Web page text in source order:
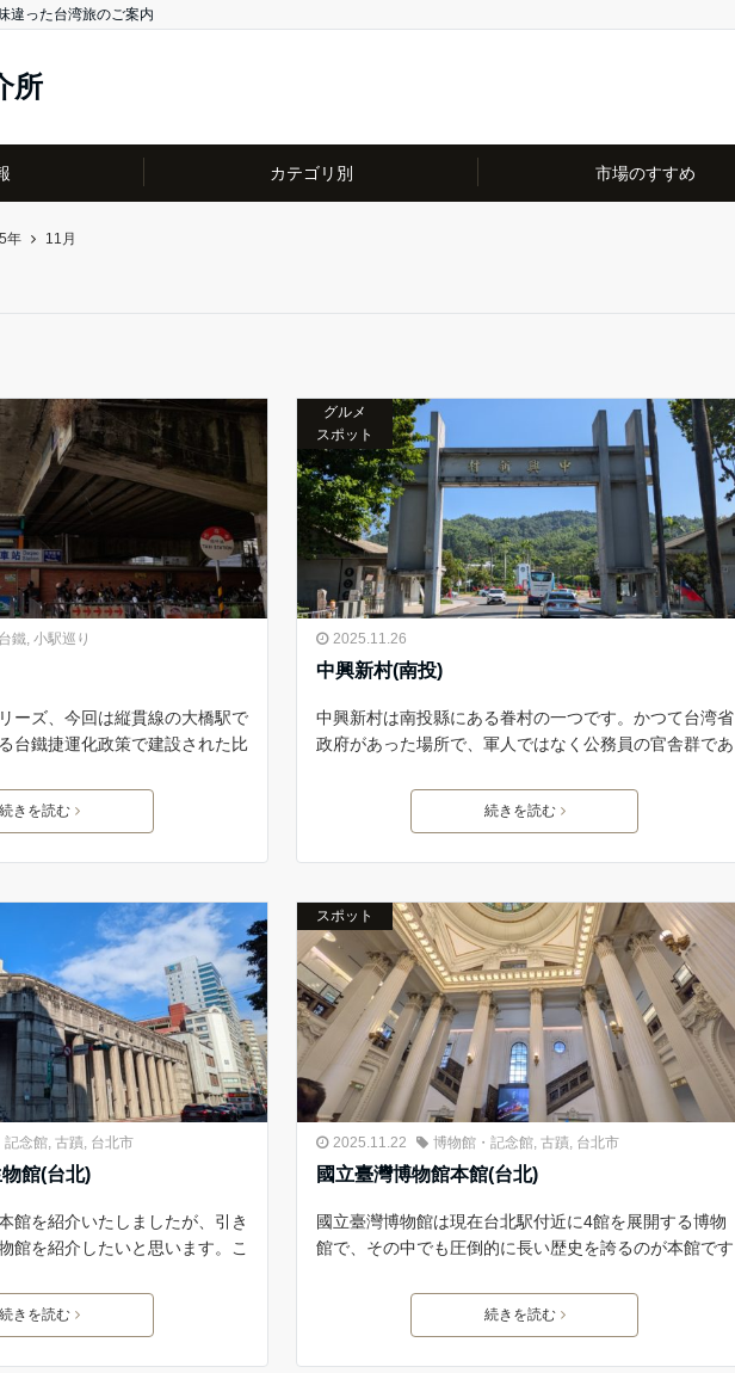
違った台湾旅のご案内
所
カテゴリ別 市場のすすめ
年 11月
台鐵, 小駅巡り
ーズ、今回は縦貫線の大橋駅で
台鐵捷運化政策で建設された比
続きを読む
グルメ
スポット
2025.11.26
中興新村(南投)
中興新村は南投縣にある眷村の一つです。かつて台湾省
政府があった場所で、軍人ではなく公務員の官舎群であ
続きを読む
記念館, 古蹟, 台北市
館(台北)
館を紹介いたしましたが、引き
館を紹介したいと思います。こ
続きを読む
スポット
2025.11.22 博物館・記念館, 古蹟, 台北市
國立臺灣博物館本館(台北)
國立臺灣博物館は現在台北駅付近に4館を展開する博物
館で、その中でも圧倒的に長い歴史を誇るのが本館です
続きを読む